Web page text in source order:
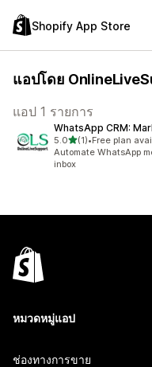
Shopify App Store
แอปโดย
แอป 1 รายการ
WhatsApp CRM:
5.0เต็ม 5 ดาว
(1)
ทั้งหมด 1 รีวิว
•Free plan
Automate WhatsApp
inbox
หมวดหมู่แอป
ช่องทางการขาย